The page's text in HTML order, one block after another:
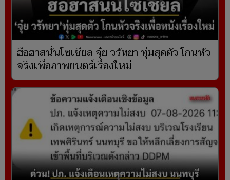
ฮือฮาสนั่นโซเชียล จุ๋ย วรัทยา ทุ่มสุดตัว โกนหัว
จริงเพื่อภาพยนตร์เรื่องใหม่